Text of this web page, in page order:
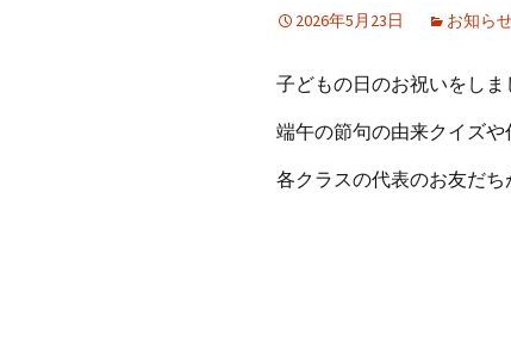
2026年5月23日 お知ら
子どもの日のお祝いをしま
端午の節句の由来クイズ
各クラスの代表のお友だ